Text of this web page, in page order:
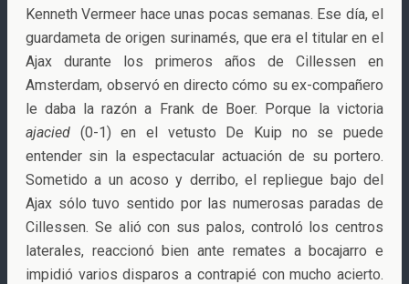
Kenneth Vermeer hace unas pocas semanas. Ese día, el
guardameta de origen surinamés, que era el titular en el
Ajax durante los primeros años de Cillessen en
Amsterdam, observó en directo cómo su ex-compañero
le daba la razón a Frank de Boer. Porque la victoria
ajacied (0-1) en el vetusto De Kuip no se puede
entender sin la espectacular actuación de su portero.
Sometido a un acoso y derribo, el repliegue bajo del
Ajax sólo tuvo sentido por las numerosas paradas de
Cillessen. Se alió con sus palos, controló los centros
laterales, reaccionó bien ante remates a bocajarro e
impidió varios disparos a contrapié con mucho acierto.